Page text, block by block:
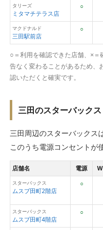
タリーズ
ミタマチテラス店
○
マクドナルド
三田駅前店
○
○＝利用を確認できた店舗、×
告なく変わることがあるため、
認いただくと確実です。
三田のスターバックス
三田周辺のスターバックス
このうち電源コンセントが
店舗名 電源
スターバックス
ムスブ田町2階店
○
スターバックス
ムスブ田町4階店
○